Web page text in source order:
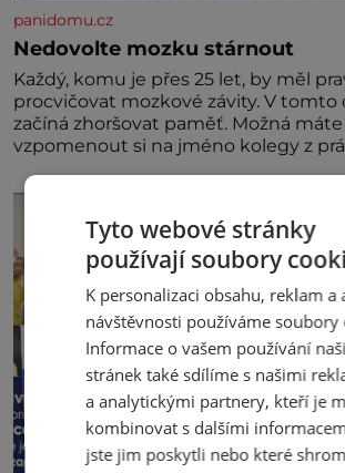
panidomu.cz
Nedovolte mozku stárnout
Každý, komu je přes 25 let, by měl
procvičovat mozkové závity. V
začíná zhoršovat paměť. Možná
vzpomenout si na jméno kolegy z
nedávno přečetli. Je to opravdu tak,
Tyto webové stránky
používají soubory
K personalizaci obsahu, reklam a
návštěvnosti používáme soubory
Informace o vašem používání
stránek také sdílíme s našimi
a analytickými partnery, kteří je
kombinovat s dalšími
jste jim poskytli nebo které